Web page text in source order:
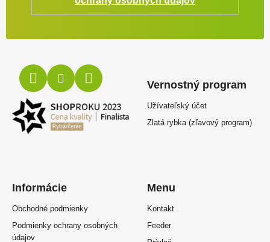
Informácie
Obchodné podmienky
Podmienky ochrany osobných
údajov
Vernostný program
Užívateľský účet
Zlatá rybka (zľavový program)
Menu
Kontakt
Feeder